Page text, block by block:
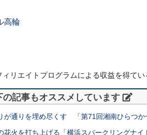
高輪
ィリエイトプログラムによる収益を得て
記事もオススメしています
が通りを埋め尽くす 「第71回湘南ひらつ
花火を打ち上げる「横浜スパークリングナイ